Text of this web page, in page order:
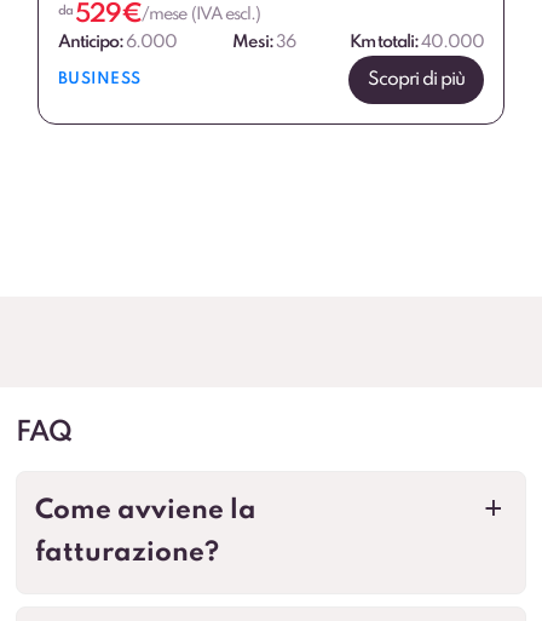
da 529€/mese (IVA escl.)
Anticipo: 6.000 Mesi:36 Km totali:40.000
BUSINESS Scopri di più
FAQ
a
Come avviene la
fatturazione?